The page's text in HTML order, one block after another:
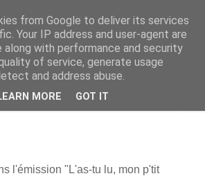
Roman
jeunes lecteurs
l'émission "L'as-tu lu, mon p'tit
from Google to deliver its services
Your IP address and user-agent are
along with performance and security
of service, generate usage
and address abuse.
MORE GOT IT